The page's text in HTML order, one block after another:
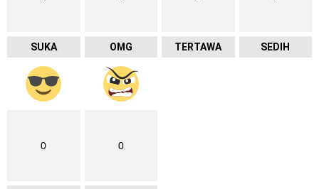
SUKA OMG TERTAWA SEDIH
0 0